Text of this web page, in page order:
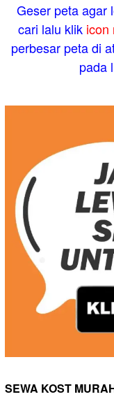
Geser peta agar
cari lalu klik icon
perbesar peta di
pada
SEWA KOST